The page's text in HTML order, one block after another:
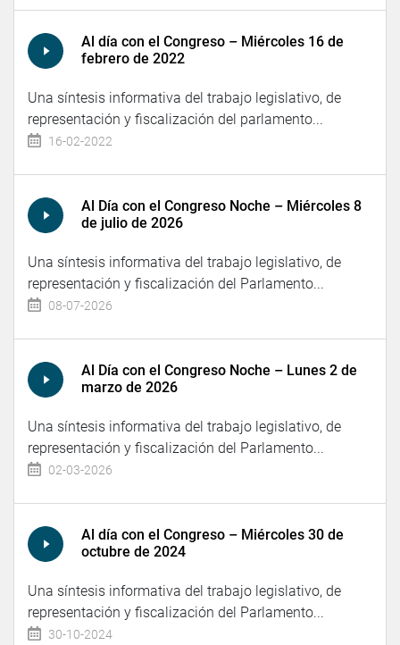
Al día con el Congreso – Miércoles 16 de
febrero de 2022
Una síntesis informativa del trabajo legislativo, de
representación y fiscalización del parlamento...
16-02-2022
Al Día con el Congreso Noche – Miércoles 8
de julio de 2026
Una síntesis informativa del trabajo legislativo, de
representación y fiscalización del Parlamento...
08-07-2026
Al Día con el Congreso Noche – Lunes 2 de
marzo de 2026
Una síntesis informativa del trabajo legislativo, de
representación y fiscalización del Parlamento...
02-03-2026
Al día con el Congreso – Miércoles 30 de
octubre de 2024
Una síntesis informativa del trabajo legislativo, de
representación y fiscalización del Parlamento...
30-10-2024